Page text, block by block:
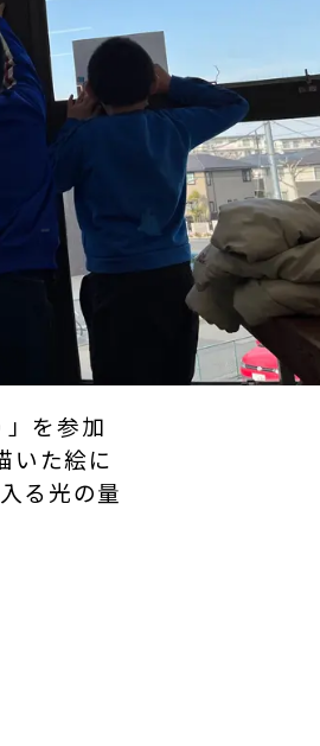
を参加
いた絵に
る光の量